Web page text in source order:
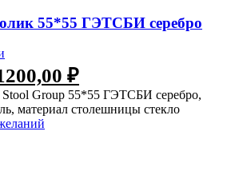
55*55 ГЭТСБИ серебро
₽
Group 55*55 ГЭТСБИ серебро,
материал столешницы стекло